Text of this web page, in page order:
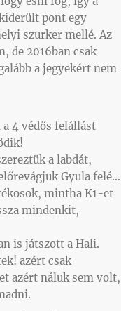
pont egy
szurker mellé. Az
de 2016ban csak
a jegyekért nem
4 védős felállást
a labdát,
Gyula felé…
mintha K1-et
mindenkit,
is játszott a Hali.
azért csak
azért náluk sem volt,